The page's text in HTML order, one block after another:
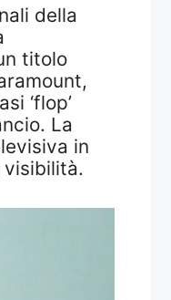
della
titolo
‘flop’
La
in